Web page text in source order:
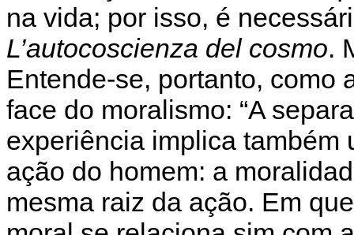
na vida; por isso, é
L’autocoscienza del cosmo.
Entende-se, portanto, como
face do moralismo: “A
experiência implica também
ação do homem: a
mesma raiz da ação. Em